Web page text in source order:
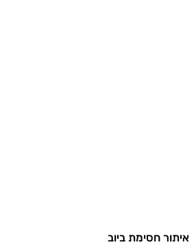
איתור חסימת ביוב